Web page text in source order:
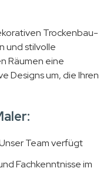
Trockenbau-
und stilvolle
Räumen eine
Designs um, die Ihren
Team verfügt
Fachkenntnisse im